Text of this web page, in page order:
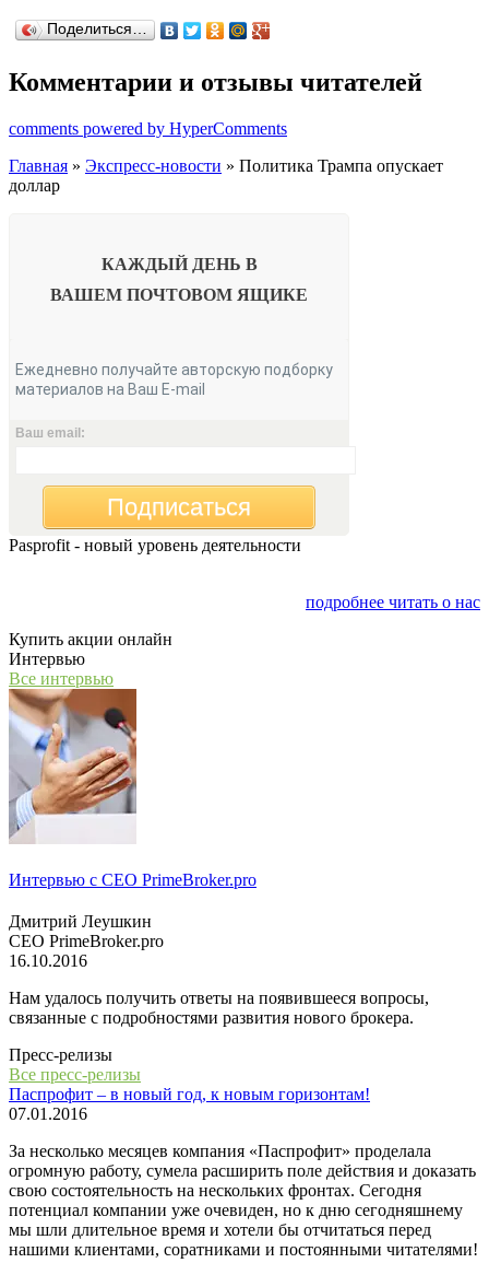
Поделиться…
Комментарии и отзывы читателей
comments powered by HyperComments
Главная » Экспресс-новости » Политика Трампа опускает
доллар
КАЖДЫЙ ДЕНЬ В
ВАШЕМ ПОЧТОВОМ ЯЩИКЕ
Ежедневно получайте авторскую подборку
материалов на Ваш E-mail
Ваш email:
Подписаться
Pasprofit - новый уровень деятельности
подробнее читать о нас
Купить акции онлайн
Интервью
Все интервью
Интервью с СЕО PrimeBroker.pro
Дмитрий Леушкин
СЕО PrimeBroker.pro
16.10.2016
Нам удалось получить ответы на появившееся вопросы,
связанные с подробностями развития нового брокера.
Пресс-релизы
Все пресс-релизы
Паспрофит – в новый год, к новым горизонтам!
07.01.2016
За несколько месяцев компания «Паспрофит» проделала
огромную работу, сумела расширить поле действия и доказать
свою состоятельность на нескольких фронтах. Сегодня
потенциал компании уже очевиден, но к дню сегодняшнему
мы шли длительное время и хотели бы отчитаться перед
нашими клиентами, соратниками и постоянными читателями!